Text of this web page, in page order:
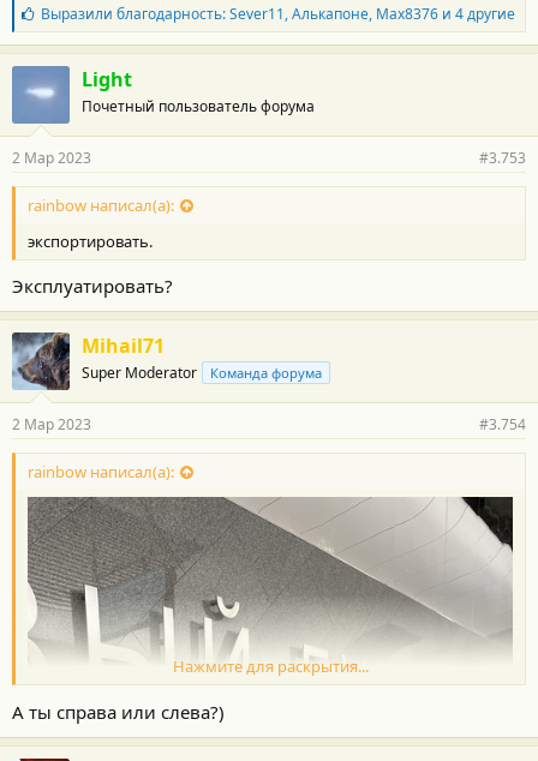
Б
л
а
г
о
д
а
н
о
с
и
:
Выразили благодарность:Sever11,Алькапоне, Max8376и 4 другие
Light
Почетный пользователь форума
2 Мар 2023 #3.753
rainbow написал(а):
экспортировать.
Эксплуатировать?
Mihail71
Super Moderator Команда форума
2 Мар 2023 #3.754
rainbow написал(а):
Нажмите для раскрытия...
А ты справа или слева?)